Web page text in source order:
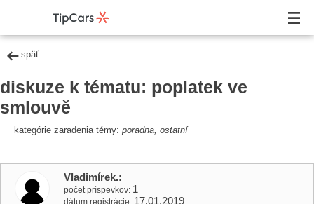
späť
diskuze k tématu: poplatek ve
smlouvě
kategórie zaradenia témy: poradna, ostatní
Vladimírek.
počet príspevkov 1
dátum registrácie 17.01.2019